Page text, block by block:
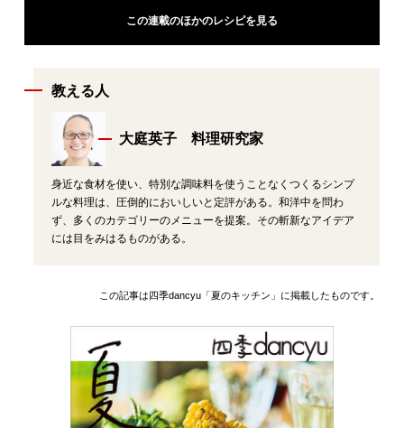
この連載のほかのレシピを見る
教える人
大庭英子 料理研究家
身近な食材を使い、特別な調味料を使うことなくつくるシンプ
ルな料理は、圧倒的においしいと定評がある。和洋中を問わ
ず、多くのカテゴリーのメニューを提案。その斬新なアイデア
には目をみはるものがある。
この記事は四季dancyu「夏のキッチン」に掲載したものです。